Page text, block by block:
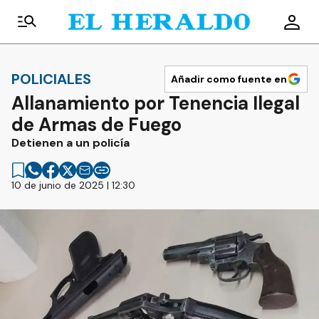
POLICIALES Añadir como fuente en
Allanamiento por Tenencia Ilegal
de Armas de Fuego
Detienen a un policía
10 de junio de 2025 | 12:30